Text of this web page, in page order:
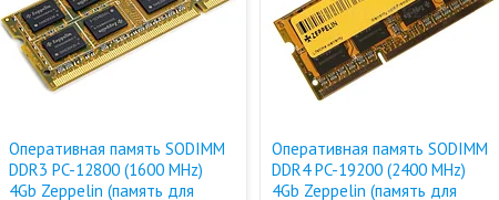
Оперативная память SODIMM
DDR3 PC-12800 (1600 MHz)
4Gb Zeppelin (память для
Оперативная память SODIMM
DDR4 PC-19200 (2400 MHz)
4Gb Zeppelin (память для